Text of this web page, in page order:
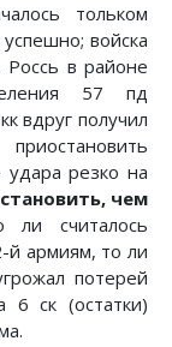
тольком
войска
в районе
57 пд
вдруг получил
удара резко на
чем
ли считалось
армиям, то ли
потерей
6 ск (остатки)